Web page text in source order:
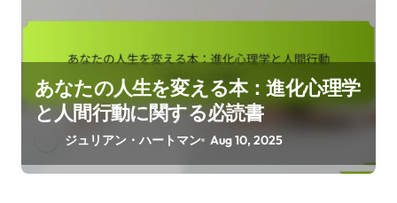
あなたの人生を変える本：進化心理学
と人間行動に関する必読書
ジュリアン・ハートマン Aug 10, 2025